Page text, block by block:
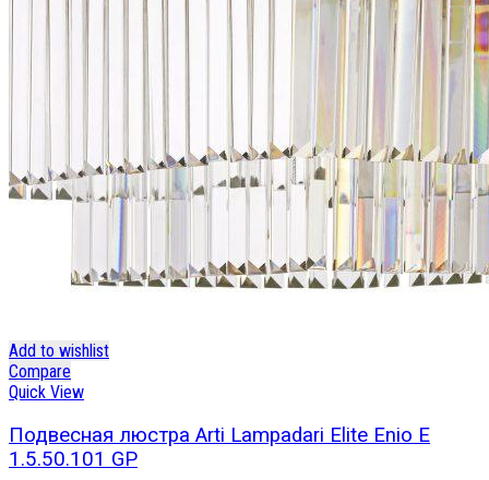
Add to wishlist
Compare
Quick View
Подвесная люстра Arti Lampadari Elite Enio E
1.5.50.101 GP